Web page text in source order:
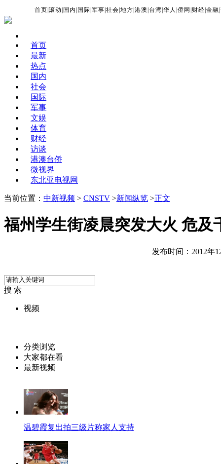
首页 |滚动 国内 国际 |军事 |社会 |地方 |港澳 台湾 |华人 |侨网 财经 |金融 |
首页
最新
热点
国内
社会
国际
军事
文娱
体育
财经
访谈
港澳台侨
微视界
东北亚电视网
当前位置： 中新视频 > CNSTV >新闻纵览 >正文
福州学生街凌晨突发大火 危及
发布时间：2012年
搜 索
视频
分类浏览
大家都在看
最新视频
温碧霞复出拍三级片称家人支持